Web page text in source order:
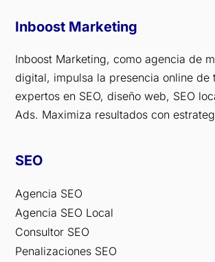
Inboost Marketing
Inboost Marketing, como agencia de
digital, impulsa la presencia online de
expertos en SEO, diseño web, SEO
Ads. Maximiza resultados con
SEO
Agencia SEO
Agencia SEO Local
Consultor SEO
Penalizaciones SEO